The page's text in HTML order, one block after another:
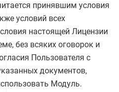
принявшим условия
условий всех
настоящей Лицензии
без всяких оговорок и
Пользователя с
документов,
Модуль.